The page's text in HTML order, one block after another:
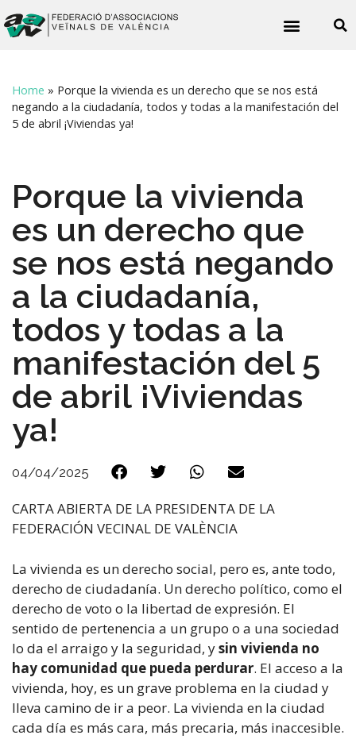
Home » Porque la vivienda es un derecho que se nos está
negando a la ciudadanía, todos y todas a la manifestación del
5 de abril ¡Viviendas ya!
Porque la vivienda
es un derecho que
se nos está negando
a la ciudadanía,
todos y todas a la
manifestación del 5
de abril ¡Viviendas
ya!
04/04/2025
CARTA ABIERTA DE LA PRESIDENTA DE LA
FEDERACIÓN VECINAL DE VALÈNCIA
La vivienda es un derecho social, pero es, ante todo,
derecho de ciudadanía. Un derecho político, como el
derecho de voto o la libertad de expresión. El
sentido de pertenencia a un grupo o a una sociedad
lo da el arraigo y la seguridad, ysin vivienda no
hay comunidad que pueda perdurar. El acceso a la
vivienda, hoy, es un grave problema en la ciudad y
lleva camino de ir a peor. La vivienda en la ciudad
cada día es más cara, más precaria, más inaccesible.